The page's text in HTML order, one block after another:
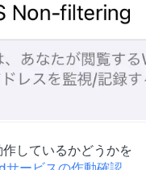
しているかどうかを